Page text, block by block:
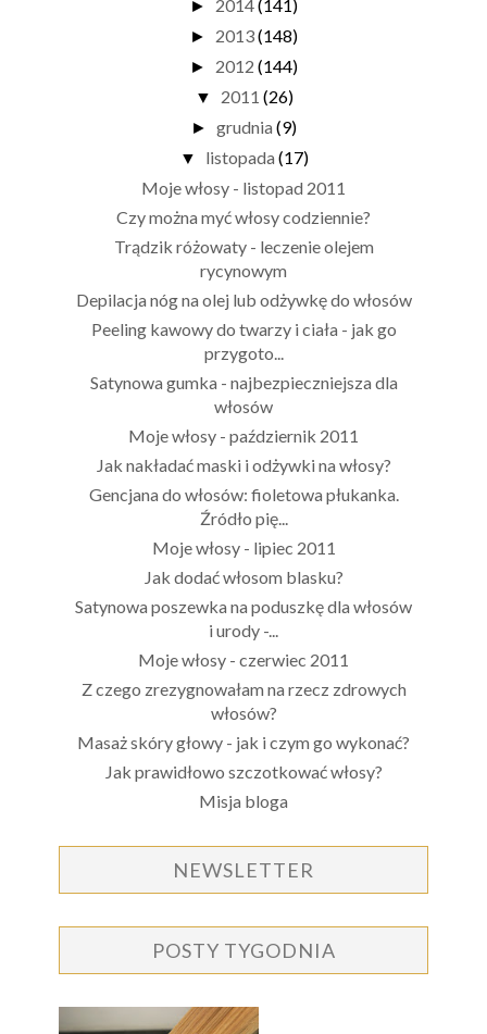
► 2014(141)
► 2013(148)
► 2012 (144)
▼ 2011 (26)
► grudnia (9)
▼ listopada (17)
Moje włosy - listopad 2011
Czy można myć włosy codziennie?
Trądzik różowaty - leczenie olejem
rycynowym
Depilacja nóg na olej lub odżywkę do włosów
Peeling kawowy do twarzy i ciała - jak go
przygoto...
Satynowa gumka - najbezpieczniejsza dla
włosów
Moje włosy - październik 2011
Jak nakładać maski i odżywki na włosy?
Gencjana do włosów: fioletowa płukanka.
Źródło pię...
Moje włosy - lipiec 2011
Jak dodać włosom blasku?
Satynowa poszewka na poduszkę dla włosów
i urody -...
Moje włosy - czerwiec 2011
Z czego zrezygnowałam na rzecz zdrowych
włosów?
Masaż skóry głowy - jak i czym go wykonać?
Jak prawidłowo szczotkować włosy?
Misja bloga
NEWSLETTER
POSTY TYGODNIA